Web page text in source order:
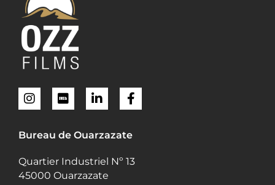
Bureau de Ouarzazate
Quartier Industriel Nº 13
45000 Ouarzazate